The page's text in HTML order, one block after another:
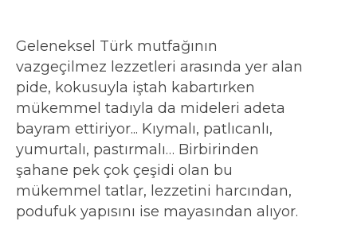
Geleneksel Türk mutfağının
vazgeçilmez lezzetleri arasında yer alan
pide, kokusuyla iştah kabartırken
mükemmel tadıyla da mideleri adeta
bayram ettiriyor... Kıymalı, patlıcanlı,
yumurtalı, pastırmalı… Birbirinden
şahane pek çok çeşidi olan bu
mükemmel tatlar, lezzetini harcından,
podufuk yapısını ise mayasından alıyor.